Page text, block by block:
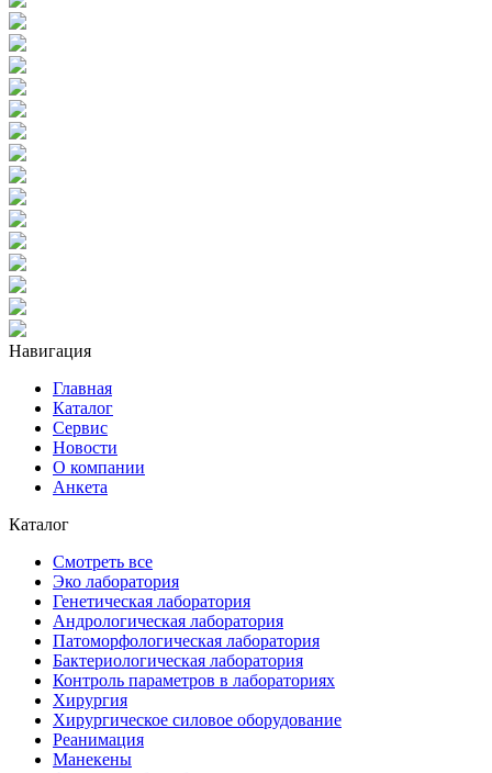
Навигация
Главная
Каталог
Сервис
Новости
О компании
Анкета
Каталог
Смотреть все
Эко лаборатория
Генетическая лаборатория
Андрологическая лаборатория
Патоморфологическая лаборатория
Бактериологическая лаборатория
Контроль параметров в лабораториях
Хирургия
Хирургическое силовое оборудование
Реанимация
Манекены